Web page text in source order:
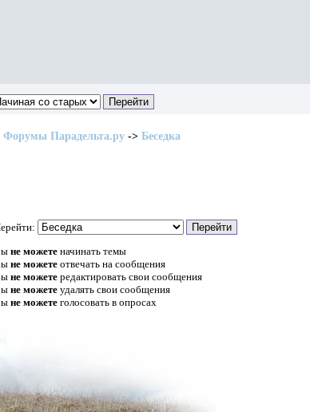
Форумы Парадельта.ру -> Беседка
не можете начинать темы
не можете отвечать на сообщения
не можете редактировать свои сообщения
не можете удалять свои сообщения
не можете голосовать в опросах